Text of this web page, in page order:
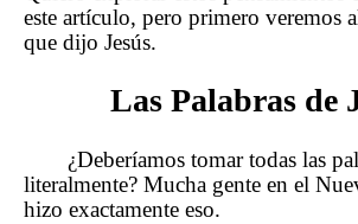
este artículo, pero primero veremos
que dijo Jesús.
Las Palabras de
¿Deberíamos tomar todas las
literalmente? Mucha gente en el
hizo exactamente eso.